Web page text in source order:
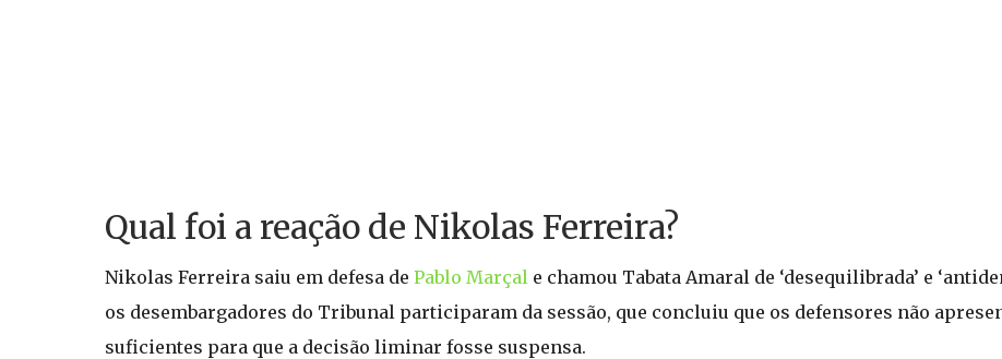
Qual foi a reação de Nikolas Ferreira?
Nikolas Ferreira saiu em defesa de Pablo Marçal e chamou Tabata Amaral de ‘desequilibrada’ e
os desembargadores do Tribunal participaram da sessão, que concluiu que os defensores não
suficientes para que a decisão liminar fosse suspensa.